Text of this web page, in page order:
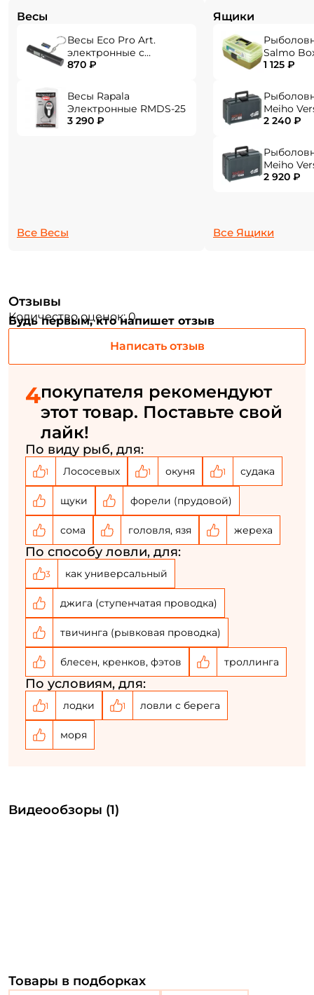
аккуратной и точной сборкой.
Весы
Весы Eco Pro Art.
электронные с
фонарем EPHN-40
870 ₽
Весы Rapala
Электронные RMDS-25
3 290 ₽
Все Весы
Ящики
Salmo
1 125 ₽
Meiho
2 240 ₽
Meiho
2 920 ₽
Все Ящики
Отзывы
Количество оценок: 0
Будь первым, кто напишет отзыв
Написать отзыв
4покупателя рекомендуют
этот товар. Поставьте свой
лайк!
По виду рыб, для:
1 Лососевых 1 окуня 1 судака
щуки форели (прудовой)
сома головля, язя жереха
По способу ловли, для:
3 как универсальный
джига (ступенчатая проводка)
твичинга (рывковая проводка)
блесен, кренков, фэтов троллинга
По условиям, для:
1 лодки 1 ловли с берега
моря
Видеообзоры (1)
Товары в подборках
ФИО: *
Email: *
У меня уже есть аккаунт